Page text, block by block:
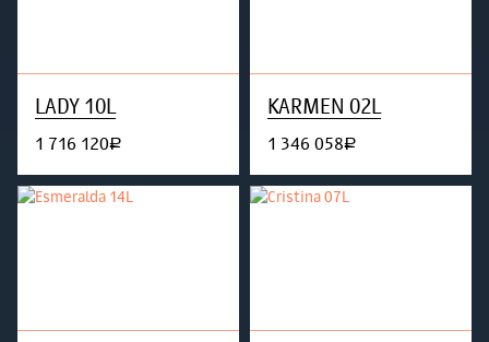
LADY 10L
1 716 120руб.
KARMEN 02L
1 346 058руб.